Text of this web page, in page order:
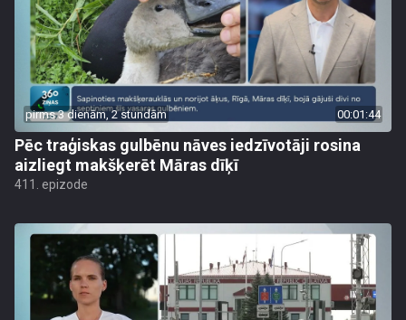
pirms 3 dienām, 2 stundām 00:01:44
Pēc traģiskas gulbēnu nāves iedzīvotāji rosina
aizliegt makšķerēt Māras dīķī
411. epizode